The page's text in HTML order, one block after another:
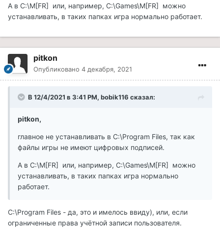
А в С:\M[FR] или, например, С:\Games\M[FR] можно
устанавливать, в таких папках игра нормально работает.
pitkon
Опубликовано 4 декабря, 2021
В 12/4/2021 в 3:41 PM, bobik116 сказал:
pitkon,
главное не устанавливать в C:\Program Files, так как
файлы игры не имеют цифровых подписей.
А в С:\M[FR] или, например, С:\Games\M[FR] можно
устанавливать, в таких папках игра нормально
работает.
C:\Program Files - да, это и имелось ввиду), или, если
ограниченные права учётной записи пользователя.